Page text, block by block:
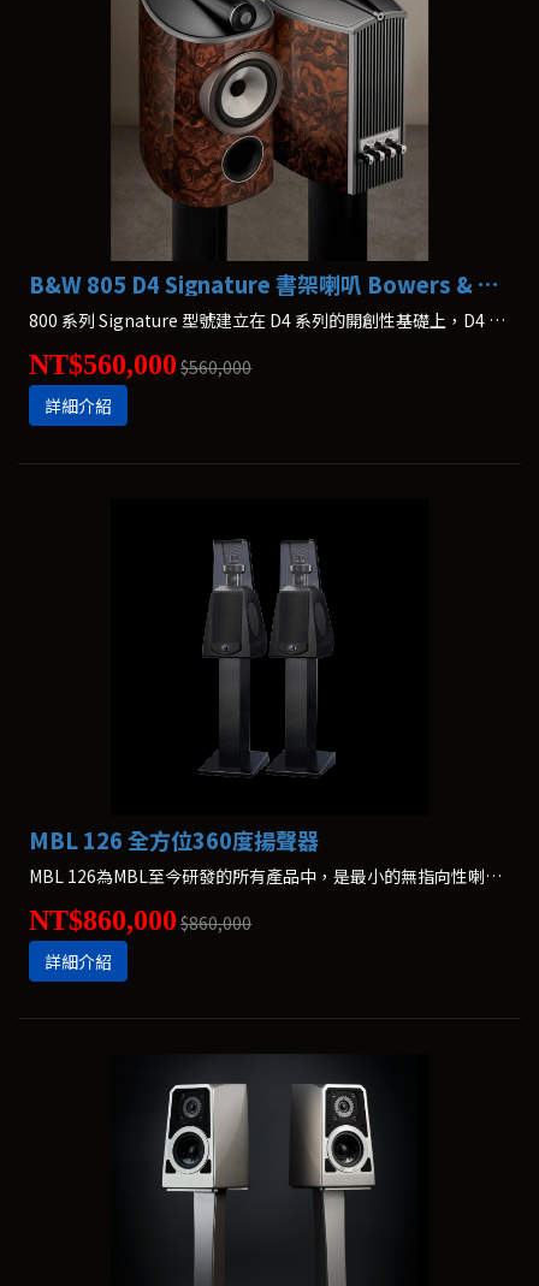
B&W 805 D4 Signature 書架喇叭 Bowers & Wilkins
800 系列 Signature 型號建立在 D4 系列的開創性基礎上，D4 系列是該公司迄今為止最先進的揚聲器系列。全新 800 D4 Signature 系列將創新技術、永恆的設計和對細節的無限關注融為一體，打造出絕對的參考。
NT$560,000 $560,000
詳細介紹
MBL 126 全方位360度揚聲器
MBL 126為MBL至今研發的所有產品中，是最小的無指向性喇叭。 雖然被定位為入門級的產品，但是以可發揮充沛能量的大喇叭結構來設計。*不含腳架，腳架另購
NT$860,000 $860,000
詳細介紹